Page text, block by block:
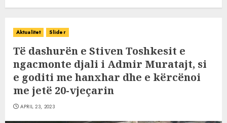
Aktualitet Slider
Të dashurën e Stiven Toshkesit e
ngacmonte djali i Admir Muratajt, si
e goditi me hanxhar dhe e kërcënoi
me jetë 20-vjeçarin
APRIL 23, 2023